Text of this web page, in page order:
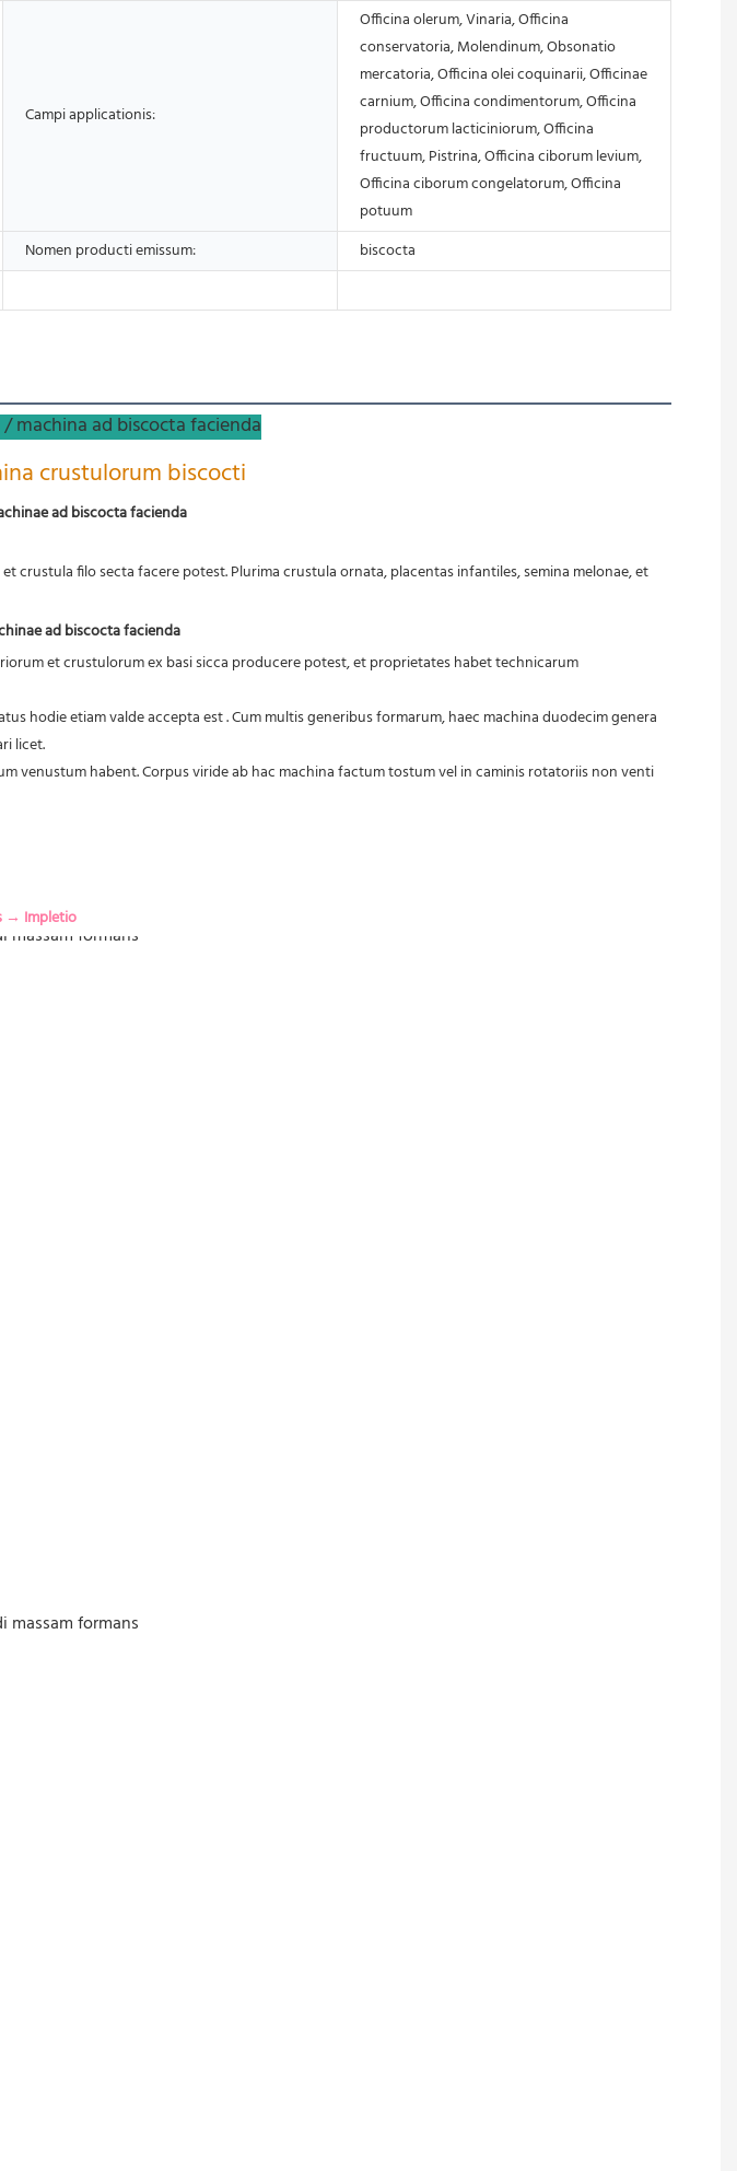
Campi applicationis:
Officina olerum, Vinaria, Officina
conservatoria, Molendinum, Obsonatio
mercatoria, Officina olei coquinarii, Officinae
carnium, Officina condimentorum, Officina
productorum lacticiniorum, Officina
fructuum, Pistrina, Officina ciborum levium,
Officina ciborum congelatorum, Officina
potuum
Nomen producti emissum:
biscocta
machina ad biscocta facienda
crustulorum biscocti
ad biscocta facienda
ad biscocta facienda
et crustulorum ex basi sicca producere potest, et proprietates habet technicarum
hodie etiam valde accepta est . Cum multis generibus formarum, haec machina duodecim genera
licet.
venustum habent. Corpus viride ab hac machina factum tostum vel in caminis rotatoriis non venti
→ Impletio